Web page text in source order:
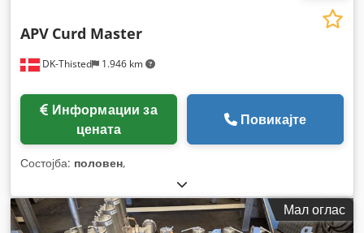
DK-Thisted 1.946 km
APV Curd Master
цената
Повикајте
Состојба: половен,
Мал оглас